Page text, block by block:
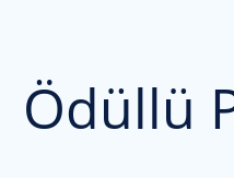
Ödüllü